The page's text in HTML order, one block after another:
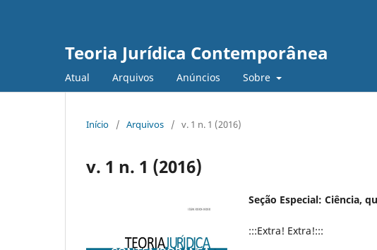
Teoria Jurídica Contemporânea
Atual Arquivos Anúncios Sobre
Início / Arquivos / v. 1 n. 1 (2016)
v. 1 n. 1 (2016)
Seção Especial: Ciência,
:::Extra! Extra!:::